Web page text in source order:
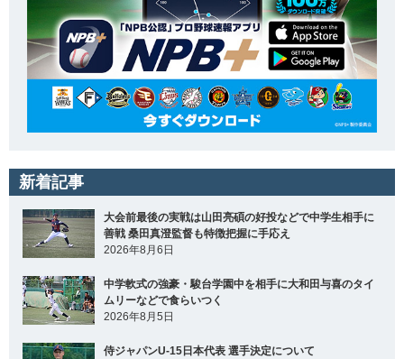
新着記事
大会前最後の実戦は山田亮碩の好投などで中学生相手に
善戦 桑田真澄監督も特徴把握に手応え
2026年8月6日
中学軟式の強豪・駿台学園中を相手に大和田与喜のタイ
ムリーなどで食らいつく
2026年8月5日
侍ジャパンU-15日本代表 選手決定について